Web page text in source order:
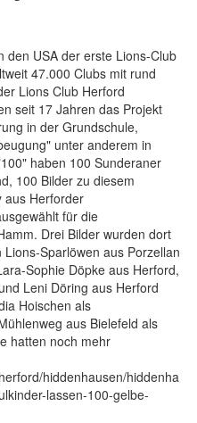
den USA der erste Lions-Club
47.000 Clubs mit rund
Lions Club Herford
seit 17 Jahren das Projekt
in der Grundschule,
unter anderem in
haben 100 Sunderaner
100 Bilder zu diesem
aus Herforder
für die
Drei Bilder wurden dort
Sparlöwen aus Porzellan
Sophie Döpke aus Herford,
Leni Döring aus Herford
Hoischen als
aus Bielefeld als
hatten noch mehr
hiddenhausen/hiddenha
lassen-100-gelbe-